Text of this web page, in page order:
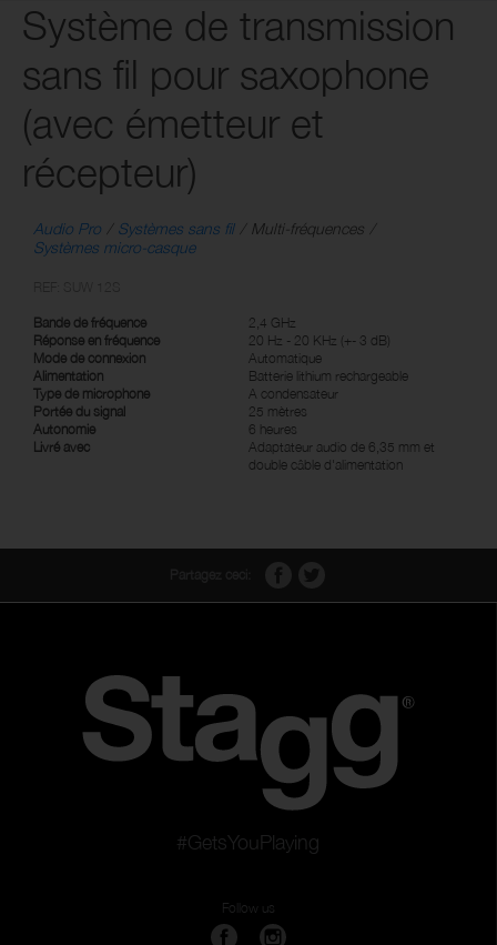
Système de transmission
sans fil pour saxophone
(avec émetteur et
récepteur)
Audio Pro Systèmes sans fil
Multi-fréquences
Systèmes micro-casque
Bande de fréquence
2,4 GHz
Réponse en fréquence
20 Hz - 20 KHz (+- 3 dB)
Mode de connexion
Automatique
Alimentation
Batterie lithium rechargeable
Type de microphone
A condensateur
Portée du signal
25 mètres
Autonomie
6 heures
Livré avec
Adaptateur audio de 6,35 mm et
double câble d'alimentation
#GetsYouPlaying
Follow us